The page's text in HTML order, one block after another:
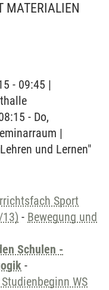
MATERIALIEN
- 09:45 |
- Do,
|
und Lernen"
Sport
- Bewegung und
Schulen -
-
WS